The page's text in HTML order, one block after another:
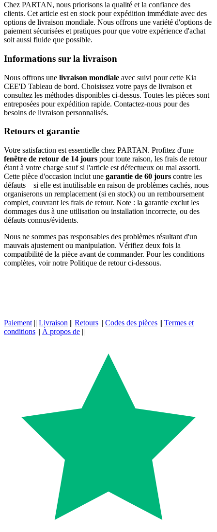
Chez PARTAN, nous priorisons la qualité et la confiance des
clients. Cet article est en stock pour expédition immédiate avec des
options de livraison mondiale. Nous offrons une variété d'options de
paiement sécurisées et pratiques pour que votre expérience d'achat
soit aussi fluide que possible.
Informations sur la livraison
Nous offrons une livraison mondiale avec suivi pour cette Kia
CEE'D Tableau de bord. Choisissez votre pays de livraison et
consultez les méthodes disponibles ci-dessus. Toutes les pièces sont
entreposées pour expédition rapide. Contactez-nous pour des
besoins de livraison personnalisés.
Retours et garantie
Votre satisfaction est essentielle chez PARTAN. Profitez d'une
fenêtre de retour de 14 jours pour toute raison, les frais de retour
étant à votre charge sauf si l'article est défectueux ou mal assorti.
Cette pièce d'occasion inclut une garantie de 60 jours contre les
défauts – si elle est inutilisable en raison de problèmes cachés, nous
organiserons un remplacement (si en stock) ou un remboursement
complet, couvrant les frais de retour. Note : la garantie exclut les
dommages dus à une utilisation ou installation incorrecte, ou des
défauts connus/évidents.
Nous ne sommes pas responsables des problèmes résultant d'un
mauvais ajustement ou manipulation. Vérifiez deux fois la
compatibilité de la pièce avant de commander. Pour les conditions
complètes, voir notre Politique de retour ci-dessous.
Paiement || Livraison || Retours || Codes des pièces || Termes et
conditions || À propos de ||